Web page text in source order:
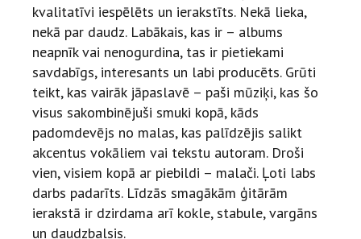
kvalitatīvi iespēlēts un ierakstīts. Nekā lieka,
nekā par daudz. Labākais, kas ir – albums
neapnīk vai nenogurdina, tas ir pietiekami
savdabīgs, interesants un labi producēts. Grūti
teikt, kas vairāk jāpaslavē – paši mūziķi, kas šo
visus sakombinējuši smuki kopā, kāds
padomdevējs no malas, kas palīdzējis salikt
akcentus vokāliem vai tekstu autoram. Droši
vien, visiem kopā ar piebildi – malači. Ļoti labs
darbs padarīts. Līdzās smagākām ģitārām
ierakstā ir dzirdama arī kokle, stabule, vargāns
un daudzbalsis.